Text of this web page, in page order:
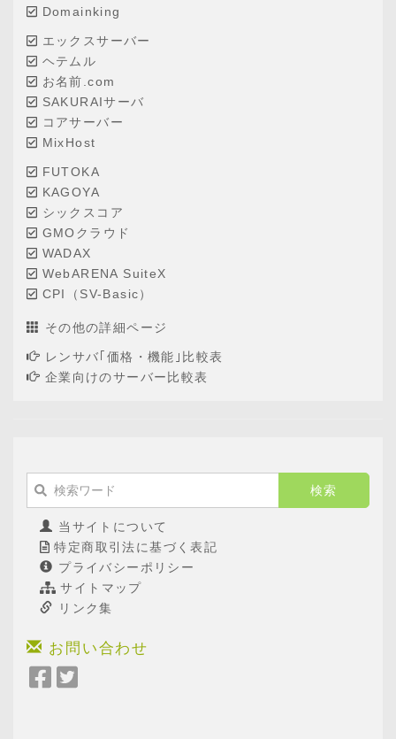
Domainking
エックスサーバー
ヘテムル
お名前.com
SAKURAIサーバ
コアサーバー
MixHost
FUTOKA
KAGOYA
シックスコア
GMOクラウド
WADAX
WebARENA SuiteX
CPI（SV-Basic）
その他の詳細ページ
レンサバ｢価格・機能｣比較表
企業向けのサーバー比較表
当サイトについて
特定商取引法に基づく表記
プライバシーポリシー
サイトマップ
リンク集
お問い合わせ
Facebook